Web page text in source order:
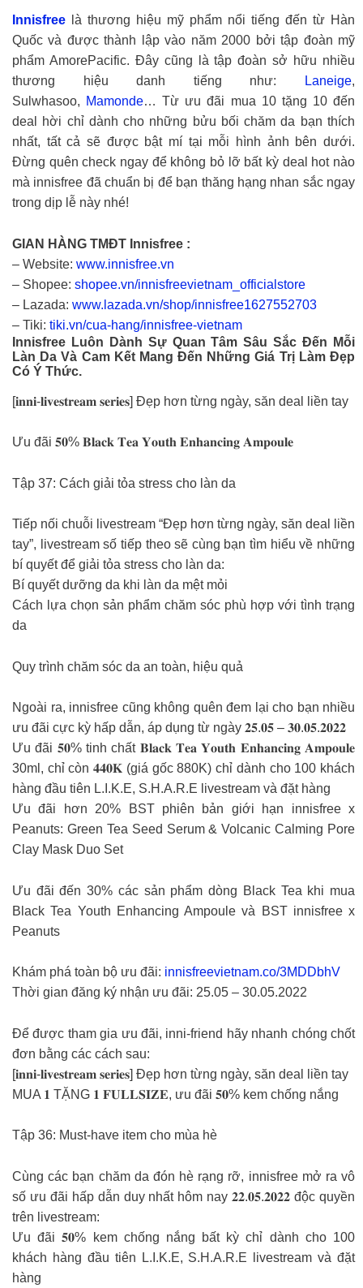
Innisfree
là thương hiệu mỹ phẩm nổi tiếng đến từ Hàn
Quốc và được thành lập vào năm 2000 bởi tập đoàn mỹ
phẩm AmorePacific. Đây cũng là tập đoàn sở hữu nhiều
thương hiệu danh tiếng như:
Laneige,
Sulwhasoo, Mamonde… Từ ưu đãi mua 10 tặng 10 đến
deal hời chỉ dành cho những bửu bối chăm da bạn thích
nhất, tất cả sẽ được bật mí tại mỗi hình ảnh bên dưới.
Đừng quên check ngay để không bỏ lỡ bất kỳ deal hot nào
mà innisfree đã chuẩn bị để bạn thăng hạng nhan sắc ngay
trong dịp lễ này nhé!
GIAN HÀNG TMĐT Innisfree :
– Website: www.innisfree.vn
– Shopee: shopee.vn/innisfreevietnam_officialstore
– Lazada: www.lazada.vn/shop/innisfree1627552703
– Tiki: tiki.vn/cua-hang/innisfree-vietnam
Innisfree Luôn Dành Sự Quan Tâm Sâu Sắc Đến Mỗi
Làn Da Và Cam Kết Mang Đến Những Giá Trị Làm Đẹp
Có Ý Thức.
[𝐢𝐧𝐧𝐢-𝐥𝐢𝐯𝐞𝐬𝐭𝐫𝐞𝐚𝐦 𝐬𝐞𝐫𝐢𝐞𝐬] Đẹp hơn từng ngày, săn deal liền tay
Ưu đãi 𝟓𝟎% 𝐁𝐥𝐚𝐜𝐤 𝐓𝐞𝐚 𝐘𝐨𝐮𝐭𝐡 𝐄𝐧𝐡𝐚𝐧𝐜𝐢𝐧𝐠 𝐀𝐦𝐩𝐨𝐮𝐥𝐞
Tập 37: Cách giải tỏa stress cho làn da
Tiếp nối chuỗi livestream “Đẹp hơn từng ngày, săn deal liền
tay”, livestream số tiếp theo sẽ cùng bạn tìm hiểu về những
bí quyết để giải tỏa stress cho làn da:
Bí quyết dưỡng da khi làn da mệt mỏi
Cách lựa chọn sản phẩm chăm sóc phù hợp với tình trạng
da
Quy trình chăm sóc da an toàn, hiệu quả
Ngoài ra, innisfree cũng không quên đem lại cho bạn nhiều
ưu đãi cực kỳ hấp dẫn, áp dụng từ ngày 𝟐𝟓.𝟎𝟓 – 𝟑𝟎.𝟎𝟓.𝟐𝟎𝟐𝟐
Ưu đãi 𝟓𝟎% tinh chất 𝐁𝐥𝐚𝐜𝐤 𝐓𝐞𝐚 𝐘𝐨𝐮𝐭𝐡 𝐄𝐧𝐡𝐚𝐧𝐜𝐢𝐧𝐠 𝐀𝐦𝐩𝐨𝐮𝐥𝐞
30ml, chỉ còn 𝟒𝟒𝟎𝐊 (giá gốc 880K) chỉ dành cho 100 khách
hàng đầu tiên L.I.K.E, S.H.A.R.E livestream và đặt hàng
Ưu đãi hơn 20% BST phiên bản giới hạn innisfree x
Peanuts: Green Tea Seed Serum & Volcanic Calming Pore
Clay Mask Duo Set
Ưu đãi đến 30% các sản phẩm dòng Black Tea khi mua
Black Tea Youth Enhancing Ampoule và BST innisfree x
Peanuts
Khám phá toàn bộ ưu đãi: innisfreevietnam.co/3MDDbhV
Thời gian đăng ký nhận ưu đãi: 25.05 – 30.05.2022
Để được tham gia ưu đãi, inni-friend hãy nhanh chóng chốt
đơn bằng các cách sau:
[𝐢𝐧𝐧𝐢-𝐥𝐢𝐯𝐞𝐬𝐭𝐫𝐞𝐚𝐦 𝐬𝐞𝐫𝐢𝐞𝐬] Đẹp hơn từng ngày, săn deal liền tay
MUA 𝟏 TẶNG 𝟏 𝐅𝐔𝐋𝐋𝐒𝐈𝐙𝐄, ưu đãi 𝟓𝟎% kem chống nắng
Tập 36: Must-have item cho mùa hè
Cùng các bạn chăm da đón hè rạng rỡ, innisfree mở ra vô
số ưu đãi hấp dẫn duy nhất hôm nay 𝟐𝟐.𝟎𝟓.𝟐𝟎𝟐𝟐 độc quyền
trên livestream:
Ưu đãi 𝟓𝟎% kem chống nắng bất kỳ chỉ dành cho 100
khách hàng đầu tiên L.I.K.E, S.H.A.R.E livestream và đặt
hàng